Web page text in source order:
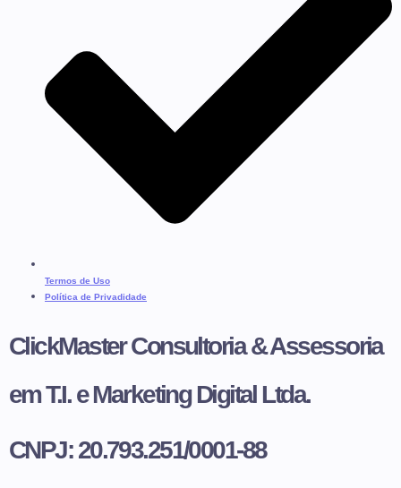
Termos de Uso
Política de Privadidade
ClickMaster Consultoria & Assessoria
em T.I. e Marketing Digital Ltda.
CNPJ: 20.793.251/0001-88